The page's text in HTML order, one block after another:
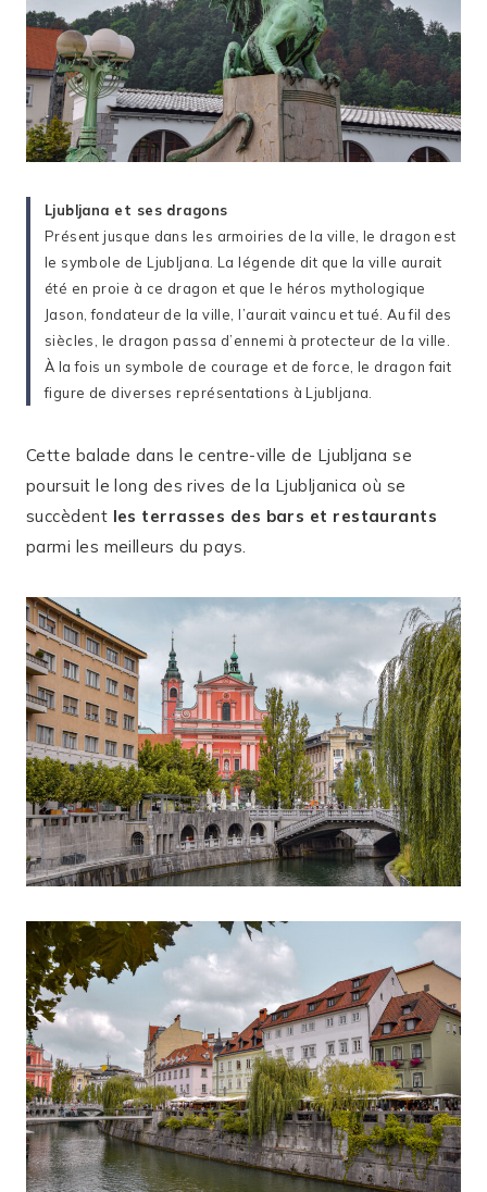
Ljubljana et ses dragons
Présent jusque dans les armoiries de la ville, le dragon est
le symbole de Ljubljana. La légende dit que la ville aurait
été en proie à ce dragon et que le héros mythologique
Jason, fondateur de la ville, l’aurait vaincu et tué. Au fil des
siècles, le dragon passa d’ennemi à protecteur de la ville.
À la fois un symbole de courage et de force, le dragon fait
figure de diverses représentations à Ljubljana.
Cette balade dans le centre-ville de Ljubljana se
poursuit le long des rives de la Ljubljanica où se
succèdent les terrasses des bars et restaurants
parmi les meilleurs du pays.